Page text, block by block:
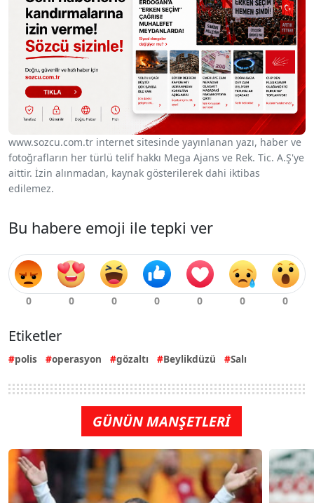
www.sozcu.com.tr internet sitesinde yayınlanan yazı, haber ve
fotoğrafların her türlü telif hakkı Mega Ajans ve Rek. Tic. A.Ş'ye
aittir. İzin alınmadan, kaynak gösterilerek dahi iktibas
edilemez.
Bu habere emoji ile tepki ver
Etiketler
polis operasyon gözaltı Beylikdüzü Salı
GÜNÜN MANŞETLERİ